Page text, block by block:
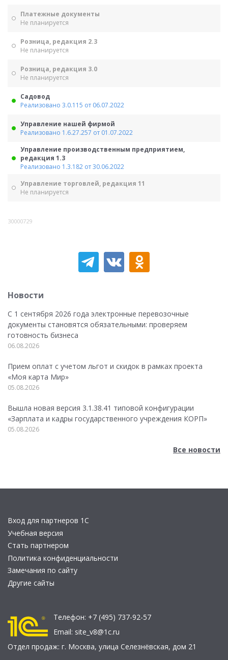
Платежные документы
Не планируется
Розница, редакция 2.3
Не планируется
Розница, редакция 3.0
Не планируется
Садовод
Реализовано 3.0.115 от 06.07.2022
Управление нашей фирмой
Реализовано 1.6.27.257 от 01.07.2022
Управление производственным предприятием,
редакция 1.3
Реализовано 1.3.182 от 30.06.2022
Управление торговлей, редакция 11
Не планируется
30000729
Новости
С 1 сентября 2026 года электронные перевозочные
документы становятся обязательными: проверяем
готовность бизнеса
06.08.2026
Прием оплат с учетом льгот и скидок в рамках проекта
«Моя карта Мир»
05.08.2026
Вышла новая версия 3.1.38.41 типовой конфигурации
«Зарплата и кадры государственного учреждения КОРП»
05.08.2026
Все новости
Вход для партнеров 1С
Учебная версия
Стать партнером
Политика конфиденциальности
Замечания по сайту
Другие сайты
Телефон: +7 (495) 737-92-57
Email: site_v8@1c.ru
Отдел продаж: г. Москва, улица Селезнёвская, дом 21